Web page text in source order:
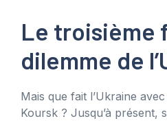
Le troisième
dilemme de
Mais que fait l’Ukraine
Koursk ? Jusqu’à présent,